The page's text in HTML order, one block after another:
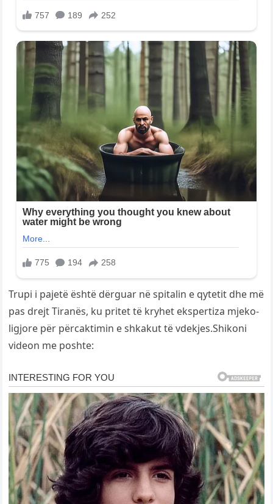
Trupi i pajetë është dërguar në spitalin e qytetit dhe më
pas drejt Tiranës, ku pritet të kryhet ekspertiza mjeko-
ligjore për përcaktimin e shkakut të vdekjes.Shikoni
videon me poshte: